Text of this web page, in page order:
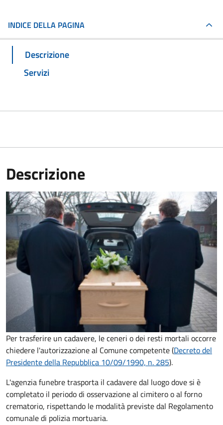
INDICE DELLA PAGINA
Descrizione
Servizi
Descrizione
Per trasferire un cadavere, le ceneri o dei resti mortali occorre
chiedere l'autorizzazione al Comune competente (Decreto del
Presidente della Repubblica 10/09/1990, n. 285).
L'agenzia funebre trasporta il cadavere dal luogo dove si è
completato il periodo di osservazione al cimitero o al forno
crematorio, rispettando le modalità previste dal Regolamento
comunale di polizia mortuaria.